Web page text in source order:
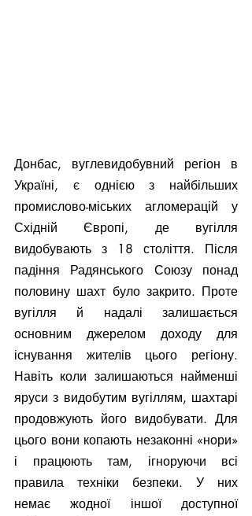
Донбас, вуглевидобувний регіон в
Україні, є однією з найбільших
промислово-міських агломерацій у
Східній Європі, де вугілля
видобувають з 18 століття. Після
падіння Радянського Союзу понад
половину шахт було закрито. Проте
вугілля й надалі залишається
основним джерелом доходу для
існування жителів цього регіону.
Навіть коли залишаються найменші
яруси з видобутим вугіллям, шахтарі
продовжують його видобувати. Для
цього вони копають незаконні «нори»
і працюють там, ігноруючи всі
правила техніки безпеки. У них
немає жодної іншої доступної